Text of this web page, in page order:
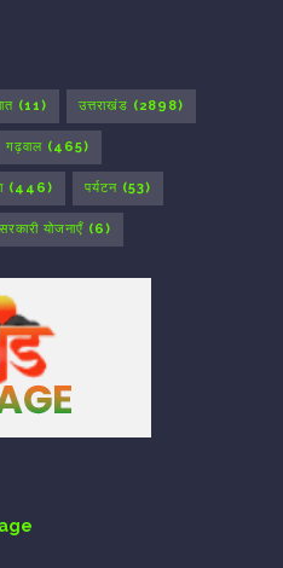
(11) उत्तराखंड (2898)
गढ़वाल (465)
(446) पर्यटन (53)
सरकारी योजनाएँ (6)